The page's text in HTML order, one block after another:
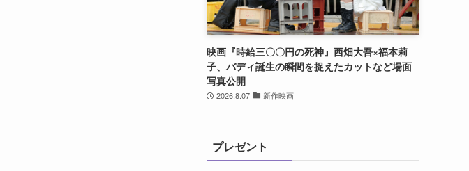
映画『時給三〇〇円の死神』西畑大吾×福本莉
子、バディ誕生の瞬間を捉えたカットなど場面
写真公開
2026.8.07 新作映画
プレゼント